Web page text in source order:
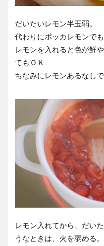
だいたいレモン半玉弱。
代わりにポッカレモンでも
レモンを入れると色が鮮
てもＯＫ
ちなみにレモンあるなし
レモン入れてから、だい
うなときは、火を弱める。